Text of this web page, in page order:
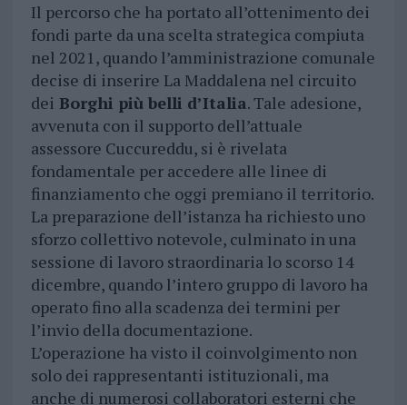
Il percorso che ha portato all’ottenimento dei
fondi parte da una scelta strategica compiuta
nel 2021, quando l’amministrazione comunale
decise di inserire La Maddalena nel circuito
dei Borghi più belli d’Italia. Tale adesione,
avvenuta con il supporto dell’attuale
assessore Cuccureddu, si è rivelata
fondamentale per accedere alle linee di
finanziamento che oggi premiano il territorio.
La preparazione dell’istanza ha richiesto uno
sforzo collettivo notevole, culminato in una
sessione di lavoro straordinaria lo scorso 14
dicembre, quando l’intero gruppo di lavoro ha
operato fino alla scadenza dei termini per
l’invio della documentazione.
L’operazione ha visto il coinvolgimento non
solo dei rappresentanti istituzionali, ma
anche di numerosi collaboratori esterni che